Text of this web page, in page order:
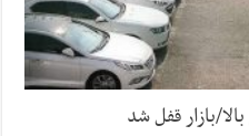
بازار قفل شد